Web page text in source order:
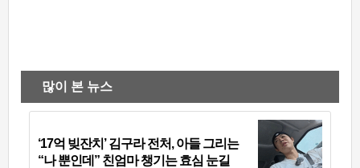
많이 본 뉴스
‘17억 빚잔치’ 김구라 전처, 아들 그리는
“나 뿐인데” 친엄마 챙기는 효심 눈길